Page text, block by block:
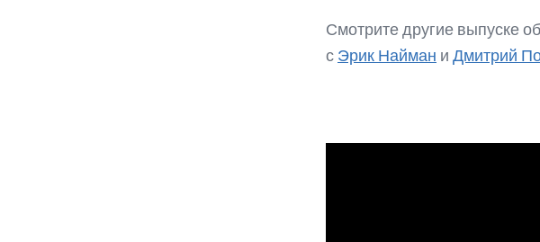
Смотрите другие выпуске
с Эрик Найман и Дмитрий